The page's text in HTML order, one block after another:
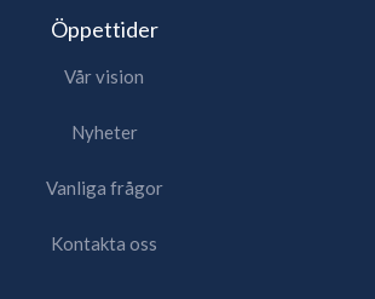
Öppettider
Vår vision
Nyheter
Vanliga frågor
Kontakta oss